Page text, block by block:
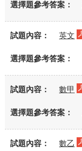
英文
數甲
數乙